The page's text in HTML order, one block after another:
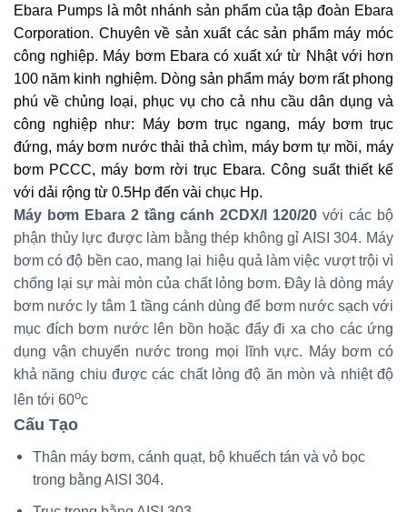
Ebara Pumps là môt nhánh sản phẩm của tập đoàn Ebara
Corporation. Chuyên về sản xuất các sản phẩm máy móc
công nghiệp. Máy bơm Ebara có xuất xứ từ Nhật với hơn
100 năm kinh nghiệm. Dòng sản phẩm máy bơm rất phong
phú về chủng loại, phục vụ cho cả nhu cầu dân dụng và
công nghiệp như: Máy bơm trục ngang, máy bơm trục
đứng, máy bơm nước thải thả chìm, máy bơm tự mồi, máy
bơm PCCC, máy bơm rời trục Ebara. Công suất thiết kế
với dải rộng từ 0.5Hp đến vài chục Hp.
Máy bơm Ebara 2 tầng cánh 2CDX/I 120/20với các bộ
phận thủy lực được làm bằng thép không gỉ AISI 304. Máy
bơm có độ bền cao, mang lại hiệu quả làm việc vượt trội vì
chống lại sự mài mòn của chất lỏng bơm. Đây là dòng máy
bơm nước ly tâm 1 tầng cánh dùng để bơm nước sạch với
mục đích bơm nước lên bồn hoặc đẩy đi xa cho các ứng
dụng vận chuyển nước trong mọi lĩnh vực. Máy bơm có
khả năng chiu được các chất lỏng độ ăn mòn và nhiệt độ
lên tới 60oc
Cấu Tạo
Thân máy bơm, cánh quạt, bộ khuếch tán và vỏ bọc
trong bằng AISI 304.